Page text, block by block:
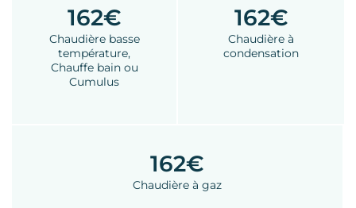
162€
Chaudière basse
température,
Chauffe bain ou
Cumulus
162€
Chaudière à
condensation
162€
Chaudière à gaz